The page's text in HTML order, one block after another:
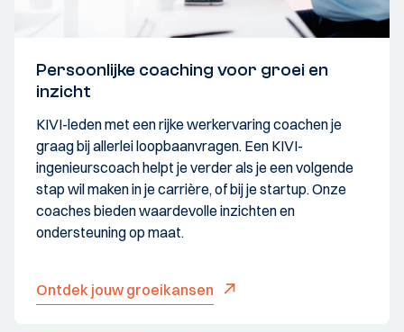
Persoonlijke coaching voor groei en
inzicht
KIVI-leden met een rijke werkervaring coachen je
graag bij allerlei loopbaanvragen. Een KIVI-
ingenieurscoach helpt je verder als je een volgende
stap wil maken in je carrière, of bij je startup. Onze
coaches bieden waardevolle inzichten en
ondersteuning op maat.
Ontdek jouw groeikansen